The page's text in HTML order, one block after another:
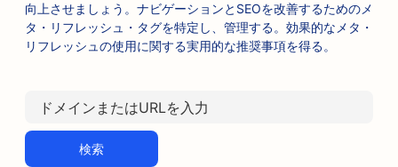
向上させましょう。ナビゲーションとSEOを改善するためのメ
タ・リフレッシュ・タグを特定し、管理する。効果的なメタ・
リフレッシュの使用に関する実用的な推奨事項を得る。
検索